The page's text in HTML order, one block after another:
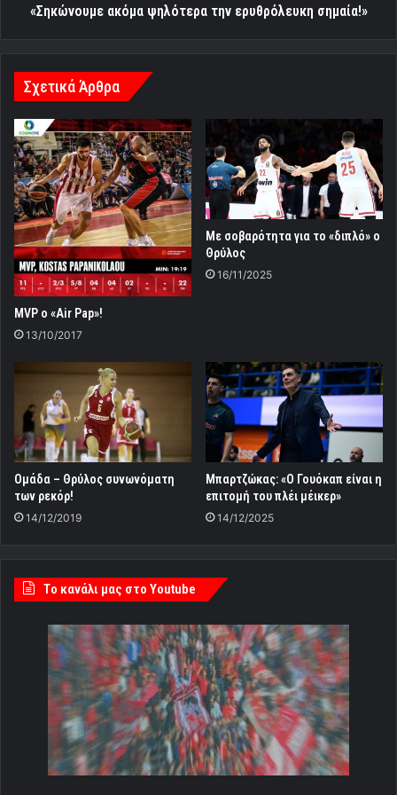
«Σηκώνουμε ακόμα ψηλότερα την ερυθρόλευκη σημαία!»
Σχετικά Άρθρα
MVP ο «Air Pap»!
13/10/2017
Με σοβαρότητα για το «διπλό» ο
Θρύλος
16/11/2025
Ομάδα – Θρύλος συνωνόματη
των ρεκόρ!
14/12/2019
Μπαρτζώκας: «Ο Γουόκαπ είναι η
επιτομή του πλέι μέικερ»
14/12/2025
Tο κανάλι μας στο Youtube